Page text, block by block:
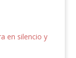
en silencio y